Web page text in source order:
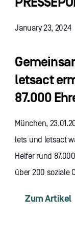
January 23, 2024
letsact
87.000
München,
lets und letsact
Helfer rund
über 200 soziale
Zum Artikel